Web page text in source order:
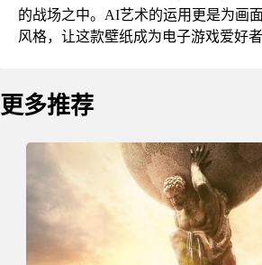
的战场之中。AI艺术的运用更是为画
风格，让这款壁纸成为电子游戏爱好者
更多推荐